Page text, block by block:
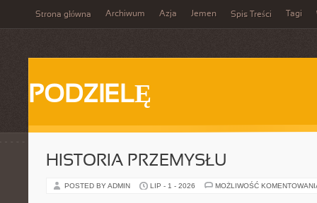
Strona główna Archiwum Azja Jemen Spis Treści Tagi
PODZIELĘ
HISTORIA PRZEMYSŁU
POSTED BY ADMIN LIP - 1 - 2026 MOŻLIWOŚĆ